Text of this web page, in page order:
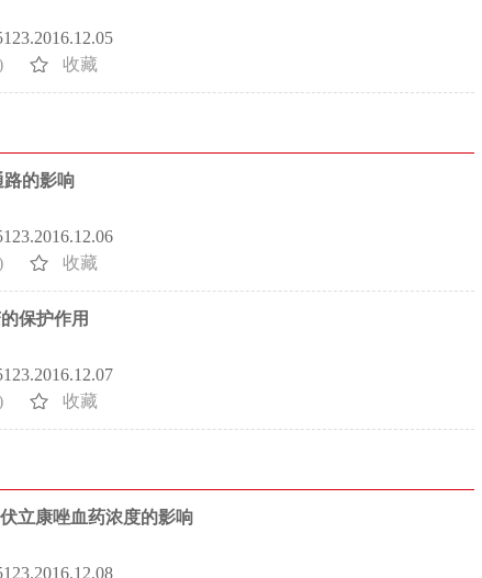
收藏
的影响
收藏
保护作用
收藏
立康唑血药浓度的影响